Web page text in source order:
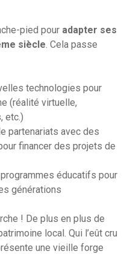
pied pour adapter ses
siècle . Cela passe
technologies pour
(réalité virtuelle,
etc.)
partenariats avec des
financer des projets de
éducatifs pour
générations
! De plus en plus de
local. Qui l’eût cru
une vieille forge